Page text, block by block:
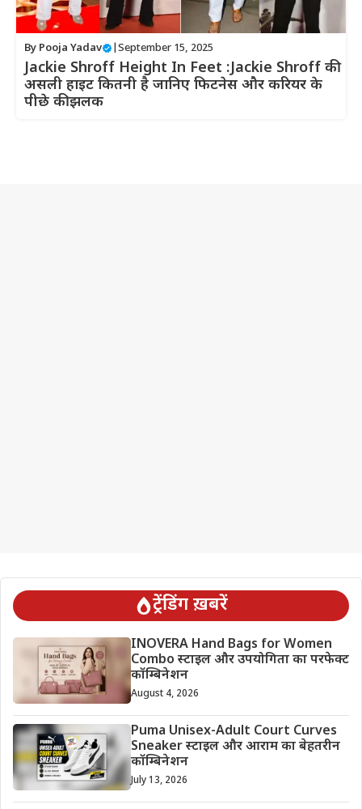
By Pooja Yadav September 15, 2025
Jackie Shroff Height In Feet :Jackie Shroff की
असली हाइट कितनी है जानिए फिटनेस और करियर के
पीछे की झलक
ट्रेंडिंग ख़बरें
INOVERA Hand Bags for Women
Combo स्टाइल और उपयोगिता का परफेक्ट
कॉम्बिनेशन
August 4, 2026
Puma Unisex-Adult Court Curves
Sneaker स्टाइल और आराम का बेहतरीन
कॉम्बिनेशन
July 13, 2026